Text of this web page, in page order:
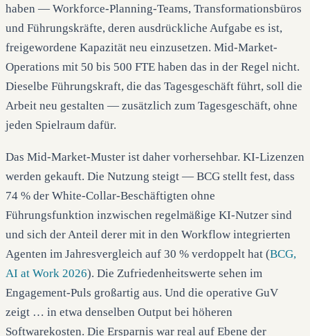
haben — Workforce-Planning-Teams, Transformationsbüros
und Führungskräfte, deren ausdrückliche Aufgabe es ist,
freigewordene Kapazität neu einzusetzen. Mid-Market-
Operations mit 50 bis 500 FTE haben das in der Regel nicht.
Dieselbe Führungskraft, die das Tagesgeschäft führt, soll die
Arbeit neu gestalten — zusätzlich zum Tagesgeschäft, ohne
jeden Spielraum dafür.
Das Mid-Market-Muster ist daher vorhersehbar. KI-Lizenzen
werden gekauft. Die Nutzung steigt — BCG stellt fest, dass
74 % der White-Collar-Beschäftigten ohne
Führungsfunktion inzwischen regelmäßige KI-Nutzer sind
und sich der Anteil derer mit in den Workflow integrierten
Agenten im Jahresvergleich auf 30 % verdoppelt hat (BCG,
AI at Work 2026). Die Zufriedenheitswerte sehen im
Engagement-Puls großartig aus. Und die operative GuV
zeigt … in etwa denselben Output bei höheren
Softwarekosten. Die Ersparnis war real auf Ebene der